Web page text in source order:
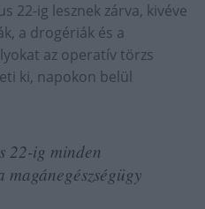
22-ig lesznek zárva, kivéve
a drogériák és a
az operatív törzs
ki, napokon belül
22-ig minden
magánegészségügy